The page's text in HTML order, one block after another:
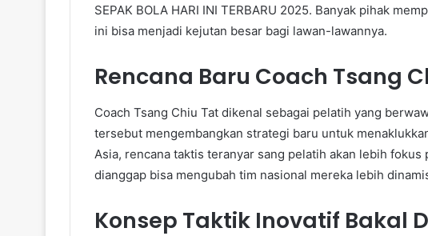
SEPAK BOLA HARI INI TERBARU 2025. Banyak pihak
ini bisa menjadi kejutan besar bagi lawan-lawannya.
Rencana Baru Coach Tsang
Coach Tsang Chiu Tat dikenal sebagai pelatih yang
tersebut mengembangkan strategi baru untuk
Asia, rencana taktis teranyar sang pelatih akan lebih
dianggap bisa mengubah tim nasional mereka lebih
Konsep Taktik Inovatif Bakal